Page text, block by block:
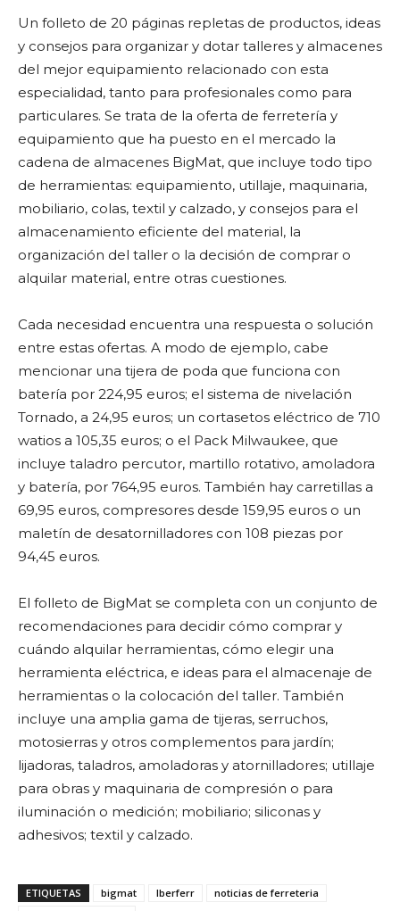
Un folleto de 20 páginas repletas de productos, ideas
y consejos para organizar y dotar talleres y almacenes
del mejor equipamiento relacionado con esta
especialidad, tanto para profesionales como para
particulares. Se trata de la oferta de ferretería y
equipamiento que ha puesto en el mercado la
cadena de almacenes BigMat, que incluye todo tipo
de herramientas: equipamiento, utillaje, maquinaria,
mobiliario, colas, textil y calzado, y consejos para el
almacenamiento eficiente del material, la
organización del taller o la decisión de comprar o
alquilar material, entre otras cuestiones.
Cada necesidad encuentra una respuesta o solución
entre estas ofertas. A modo de ejemplo, cabe
mencionar una tijera de poda que funciona con
batería por 224,95 euros; el sistema de nivelación
Tornado, a 24,95 euros; un cortasetos eléctrico de 710
watios a 105,35 euros; o el Pack Milwaukee, que
incluye taladro percutor, martillo rotativo, amoladora
y batería, por 764,95 euros. También hay carretillas a
69,95 euros, compresores desde 159,95 euros o un
maletín de desatornilladores con 108 piezas por
94,45 euros.
El folleto de BigMat se completa con un conjunto de
recomendaciones para decidir cómo comprar y
cuándo alquilar herramientas, cómo elegir una
herramienta eléctrica, e ideas para el almacenaje de
herramientas o la colocación del taller. También
incluye una amplia gama de tijeras, serruchos,
motosierras y otros complementos para jardín;
lijadoras, taladros, amoladoras y atornilladores; utillaje
para obras y maquinaria de compresión o para
iluminación o medición; mobiliario; siliconas y
adhesivos; textil y calzado.
ETIQUETAS bigmat Iberferr
noticias de ferreteria